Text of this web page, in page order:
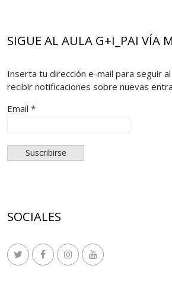
SIGUE AL AULA G+I_PAI VÍA
Inserta tu dirección e-mail para seguir al
recibir notificaciones sobre nuevas
Email *
SOCIALES